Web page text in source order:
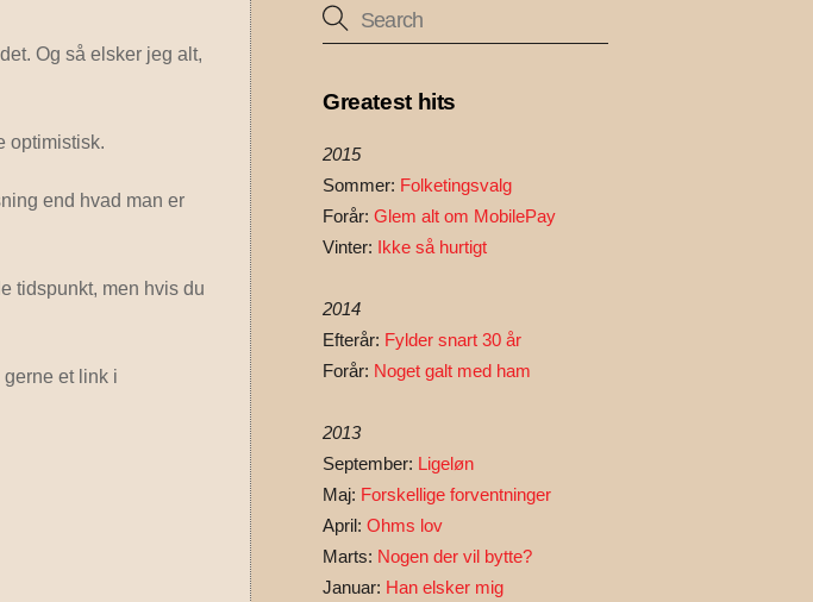
Og så elsker jeg alt,
optimistisk.
end hvad man er
tidspunkt, men hvis du
et link i
Greatest hits
2015
Sommer: Folketingsvalg
Forår: Glem alt om MobilePay
Vinter: Ikke så hurtigt
2014
Efterår: Fylder snart 30 år
Forår: Noget galt med ham
2013
September: Ligeløn
Maj: Forskellige forventninger
April: Ohms lov
Marts: Nogen der vil bytte?
Januar: Han elsker mig